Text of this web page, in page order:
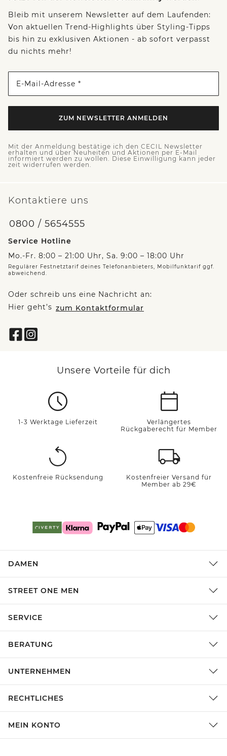
Bleib mit unserem Newsletter auf dem Laufenden:
Von aktuellen Trend-Highlights über Styling-Tipps
bis hin zu exklusiven Aktionen - ab sofort verpasst
du nichts mehr!
E-Mail-Adresse *
ZUM NEWSLETTER ANMELDEN
Mit der Anmeldung bestätige ich den CECIL Newsletter
erhalten und über Neuheiten und Aktionen per E-Mail
informiert werden zu wollen. Diese Einwilligung kann jeder
zeit widerrufen werden.
Kontaktiere uns
0800 / 5654555
Service Hotline
Mo.-Fr. 8:00 – 21:00 Uhr, Sa. 9:00 – 18:00 Uhr
Regulärer Festnetztarif deines Telefonanbieters, Mobilfunktarif ggf.
abweichend.
Oder schreib uns eine Nachricht an:
Hier geht’s zum Kontaktformular
Unsere Vorteile für dich
1-3 Werktage Lieferzeit
Verlängertes
Rückgaberecht für Member
Kostenfreie Rücksendung
Kostenfreier Versand für
Member ab 29€
DAMEN
STREET ONE MEN
SERVICE
BERATUNG
UNTERNEHMEN
RECHTLICHES
MEIN KONTO